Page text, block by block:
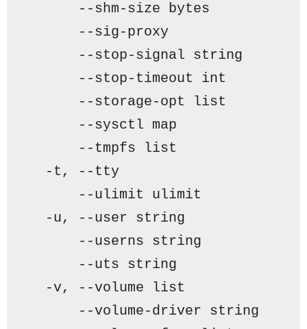
--shm-size bytes
--sig-proxy
--stop-signal string
--stop-timeout int
--storage-opt list
--sysctl map
--tmpfs list
-t, --tty
--ulimit ulimit
-u, --user string
--userns string
--uts string
-v, --volume list
--volume-driver string